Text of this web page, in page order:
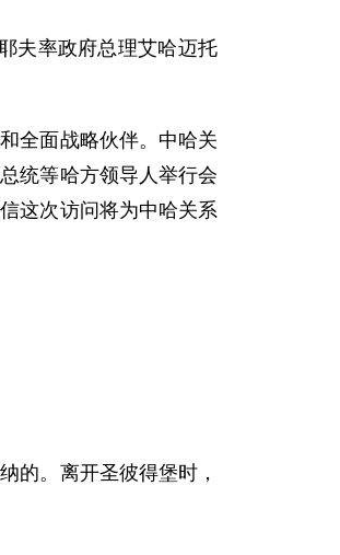
夫率政府总理艾哈迈托
全面战略伙伴。中哈关
统等哈方领导人举行会
这次访问将为中哈关系
的。离开圣彼得堡时，